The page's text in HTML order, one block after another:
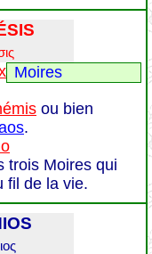
Moires
ou bien
.
trois Moires qui
fil de la vie.